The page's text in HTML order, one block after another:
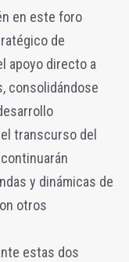
en este foro
de
apoyo directo a
consolidándose
transcurso del
y dinámicas de
otros
estas dos